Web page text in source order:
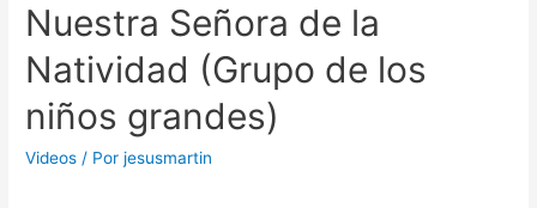
Nuestra Señora de la
Natividad (Grupo de los
niños grandes)
Videos / Porjesusmartin